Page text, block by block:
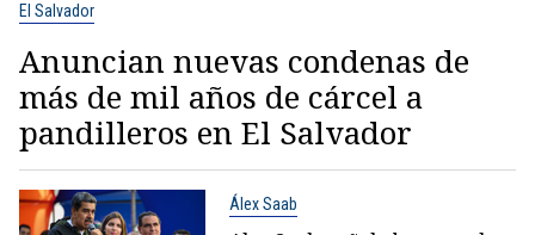
El Salvador
Anuncian nuevas condenas de
más de mil años de cárcel a
pandilleros en El Salvador
Álex Saab